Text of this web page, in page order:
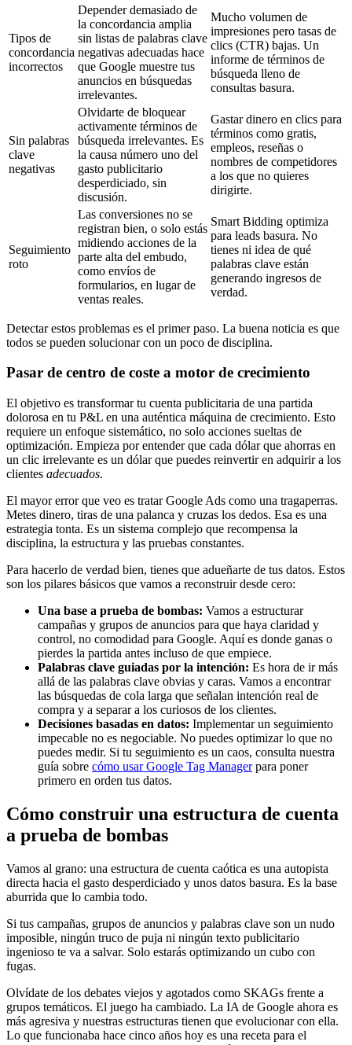
Tipos de
concordancia
incorrectos
Depender demasiado de
la concordancia amplia
sin listas de palabras clave
negativas adecuadas hace
que Google muestre tus
anuncios en búsquedas
irrelevantes.
Mucho volumen de
impresiones pero tasas de
clics (CTR) bajas. Un
informe de términos de
búsqueda lleno de
consultas basura.
Sin palabras
clave
negativas
Olvidarte de bloquear
activamente términos de
búsqueda irrelevantes. Es
la causa número uno del
gasto publicitario
desperdiciado, sin
discusión.
Gastar dinero en clics para
términos como gratis,
empleos, reseñas o
nombres de competidores
a los que no quieres
dirigirte.
Seguimiento
roto
Las conversiones no se
registran bien, o solo estás
midiendo acciones de la
parte alta del embudo,
como envíos de
formularios, en lugar de
ventas reales.
Smart Bidding optimiza
para leads basura. No
tienes ni idea de qué
palabras clave están
generando ingresos de
verdad.
Detectar estos problemas es el primer paso. La buena noticia es que
todos se pueden solucionar con un poco de disciplina.
Pasar de centro de coste a motor de crecimiento
El objetivo es transformar tu cuenta publicitaria de una partida
dolorosa en tu P&L en una auténtica máquina de crecimiento. Esto
requiere un enfoque sistemático, no solo acciones sueltas de
optimización. Empieza por entender que cada dólar que ahorras en
un clic irrelevante es un dólar que puedes reinvertir en adquirir a los
clientes adecuados.
El mayor error que veo es tratar Google Ads como una tragaperras.
Metes dinero, tiras de una palanca y cruzas los dedos. Esa es una
estrategia tonta. Es un sistema complejo que recompensa la
disciplina, la estructura y las pruebas constantes.
Para hacerlo de verdad bien, tienes que adueñarte de tus datos. Estos
son los pilares básicos que vamos a reconstruir desde cero:
Una base a prueba de bombas: Vamos a estructurar
campañas y grupos de anuncios para que haya claridad y
control, no comodidad para Google. Aquí es donde ganas o
pierdes la partida antes incluso de que empiece.
Palabras clave guiadas por la intención: Es hora de ir más
allá de las palabras clave obvias y caras. Vamos a encontrar
las búsquedas de cola larga que señalan intención real de
compra y a separar a los curiosos de los clientes.
Decisiones basadas en datos: Implementar un seguimiento
impecable no es negociable. No puedes optimizar lo que no
puedes medir. Si tu seguimiento es un caos, consulta nuestra
guía sobre cómo usar Google Tag Managerpara poner
primero en orden tus datos.
Cómo construir una estructura de cuenta
a prueba de bombas
Vamos al grano: una estructura de cuenta caótica es una autopista
directa hacia el gasto desperdiciado y unos datos basura. Es la base
aburrida que lo cambia todo.
Si tus campañas, grupos de anuncios y palabras clave son un nudo
imposible, ningún truco de puja ni ningún texto publicitario
ingenioso te va a salvar. Solo estarás optimizando un cubo con
fugas.
Olvídate de los debates viejos y agotados como SKAGs frente a
grupos temáticos. El juego ha cambiado. La IA de Google ahora es
más agresiva y nuestras estructuras tienen que evolucionar con ella.
Lo que funcionaba hace cinco años hoy es una receta para el